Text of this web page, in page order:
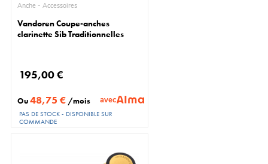
Anche - Accessoires
Vandoren Coupe-anches
clarinette Sib Traditionnelles
195,00 €
Ou48,75 € /mois avec
PAS DE STOCK - DISPONIBLE SUR
COMMANDE